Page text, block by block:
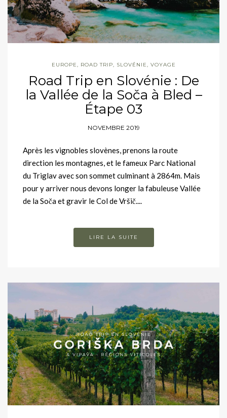
EUROPE ROAD TRIP SLOVÉNIE VOYAGE
Road Trip en Slovénie : De
la Vallée de la Soča à Bled –
Étape 03
NOVEMBRE 2019
Après les vignobles slovènes, prenons la route
direction les montagnes, et le fameux Parc National
du Triglav avec son sommet culminant à 2864m. Mais
pour y arriver nous devons longer la fabuleuse Vallée
de la Soča et gravir le Col de Vršič....
LIRE LA SUITE